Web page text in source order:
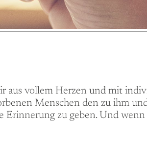
aus vollem Herzen und mit
Menschen den zu ihm
Erinnerung zu geben. Und